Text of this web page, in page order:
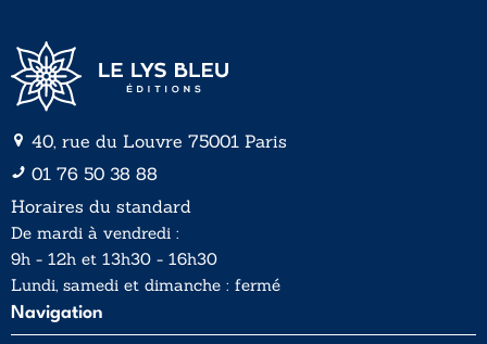
40, rue du Louvre 75001 Paris
01 76 50 38 88
Horaires du standard
De mardi à vendredi :
9h - 12h et 13h30 - 16h30
Lundi, samedi et dimanche : fermé
Navigation